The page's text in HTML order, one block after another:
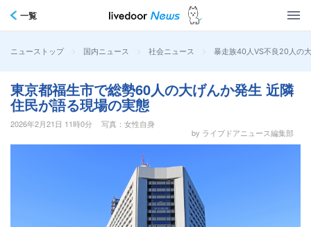
一覧
ニューストップ > 国内ニュース > 社会ニュース > 暴走族40人VS不良20人の
東京都福生市で総勢60人の大げんか発生 近隣
住民が語る現場の実態
2026年2月21日 11時0分
写真：女性自身
by ライブドアニュース編集部